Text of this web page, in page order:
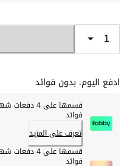
ادفع اليوم. بدون فوائد
قسمها على 4 دفعات شهرية بقيمة
فوائد
تعرف على المزيد
قسمها على 4 دفعات شهرية بقيمة
فوائد